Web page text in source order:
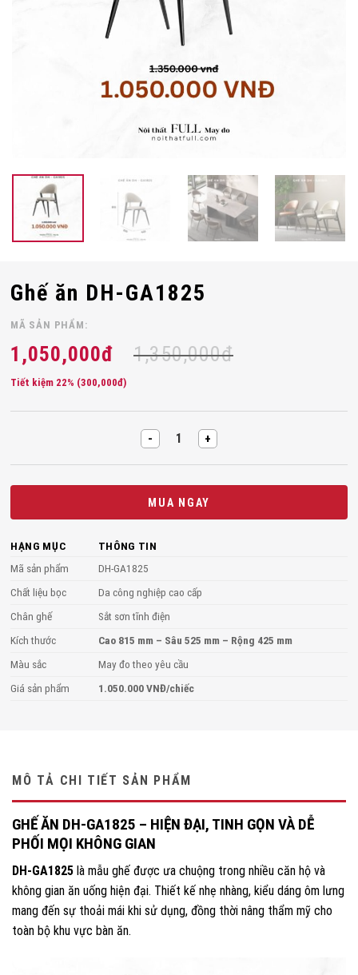
Ghế ăn DH-GA1825
MÃ SẢN PHẨM:
1,050,000đ 1,350,000đ
Tiết kiệm 22% (300,000đ)
MUA NGAY
HẠNG MỤC
THÔNG TIN
Mã sản phẩm
DH-GA1825
Chất liệu bọc
Da công nghiệp cao cấp
Chân ghế
Sắt sơn tĩnh điện
Kích thước
Cao 815 mm – Sâu 525 mm – Rộng 425 mm
Màu sắc
May đo theo yêu cầu
Giá sản phẩm
1.050.000 VNĐ/chiếc
MÔ TẢ CHI TIẾT SẢN PHẨM
GHẾ ĂN DH-GA1825 – HIỆN ĐẠI, TINH GỌN VÀ DỄ
PHỐI MỌI KHÔNG GIAN
DH-GA1825 là mẫu ghế được ưa chuộng trong nhiều căn hộ và
không gian ăn uống hiện đại. Thiết kế nhẹ nhàng, kiểu dáng ôm lưng
mang đến sự thoải mái khi sử dụng, đồng thời nâng thẩm mỹ cho
toàn bộ khu vực bàn ăn.